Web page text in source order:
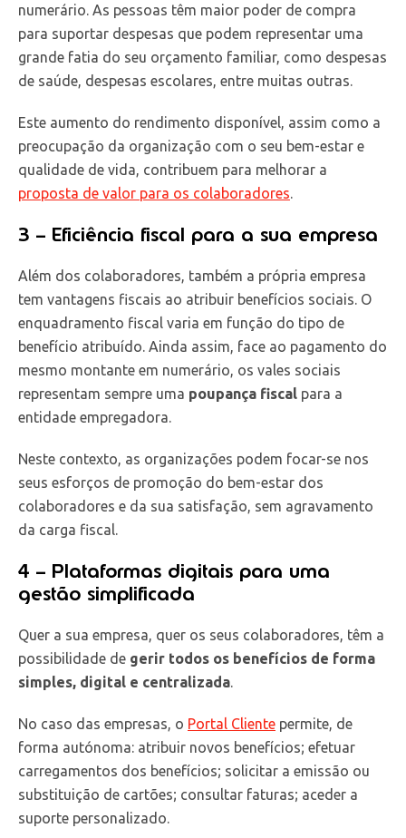
numerário. As pessoas têm maior poder de compra
para suportar despesas que podem representar uma
grande fatia do seu orçamento familiar, como despesas
de saúde, despesas escolares, entre muitas outras.
Este aumento do rendimento disponível, assim como a
preocupação da organização com o seu bem-estar e
qualidade de vida, contribuem para melhorar a
proposta de valor para os colaboradores
3 – Eficiência fiscal para a sua empresa
Além dos colaboradores, também a própria empresa
tem vantagens fiscais ao atribuir benefícios sociais. O
enquadramento fiscal varia em função do tipo de
benefício atribuído. Ainda assim, face ao pagamento do
mesmo montante em numerário, os vales sociais
representam sempre uma poupança fiscal para a
entidade empregadora.
Neste contexto, as organizações podem focar-se nos
seus esforços de promoção do bem-estar dos
colaboradores e da sua satisfação, sem agravamento
da carga fiscal.
4 – Plataformas digitais para uma
gestão simplificada
Quer a sua empresa, quer os seus colaboradores, têm a
possibilidade de gerir todos os benefícios de forma
simples, digital e centralizada
No caso das empresas, o Portal Cliente permite, de
forma autónoma: atribuir novos benefícios; efetuar
carregamentos dos benefícios; solicitar a emissão ou
substituição de cartões; consultar faturas; aceder a
suporte personalizado.